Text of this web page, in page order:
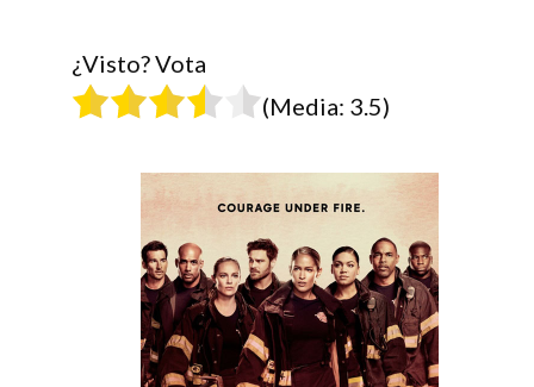
¿Visto? Vota
(Media: 3.5)